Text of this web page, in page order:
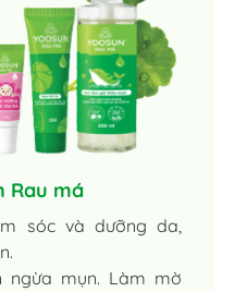
Rau má
sóc và dưỡng da,
ngừa mụn. Làm mờ